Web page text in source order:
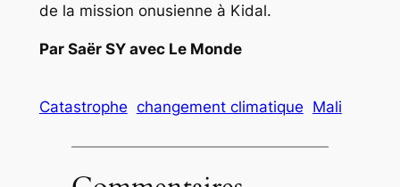
de la mission onusienne à Kidal.
Par Saër SY avec Le Monde
Catastrophe changement climatique Mali